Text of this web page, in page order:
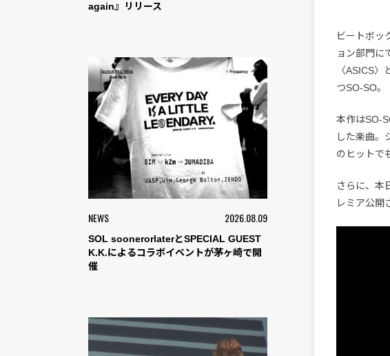
again』リリース
NEWS 2026.08.09
SOL soonerorlaterとSPECIAL GUEST
K.K.によるコラボイベントが茅ヶ崎で開
催
ビートボッ
ョン部門に
〈ASICS
つSO-SO。
本作はSO-
した楽曲。
のヒットで
さらに、本
レミア公開